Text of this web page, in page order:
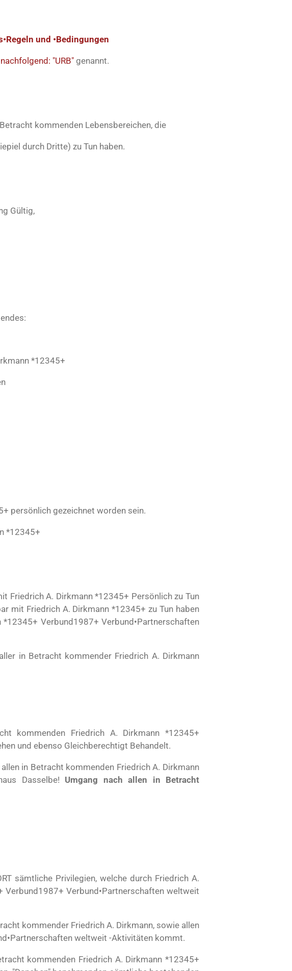
•Regeln und •Bedingungen
nachfolgend: "URB" genannt.
kommenden Lebensbereichen, die
durch Dritte) zu Tun haben.
Gültig,
*12345+
persönlich gezeichnet worden sein.
*12345+
Friedrich A. Dirkmann *12345+ Persönlich zu Tun
mit Friedrich A. Dirkmann *12345+ zu Tun haben
Verbund1987+ Verbund•Partnerschaften
in Betracht kommender Friedrich A. Dirkmann
kommenden Friedrich A. Dirkmann *12345+
und ebenso Gleichberechtigt Behandelt.
in Betracht kommenden Friedrich A. Dirkmann
Dasselbe! Umgang nach allen in Betracht
sämtliche Privilegien, welche durch Friedrich A.
Verbund•Partnerschaften weltweit
kommender Friedrich A. Dirkmann, sowie allen
weltweit -Aktivitäten kommt.
kommenden Friedrich A. Dirkmann *12345+